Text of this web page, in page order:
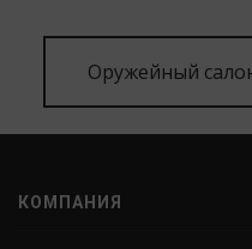
Оружейный
КОМПАНИЯ